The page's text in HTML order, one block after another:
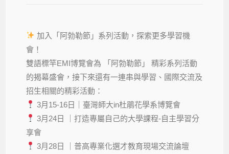
加入「阿勃勒節」系列活動，探索更多學習機
會！
雙語標竿EMI博覽會為 「阿勃勒節」 精彩系列活動
的揭幕盛會，接下來還有一連串與學習、國際交流及
招生相關的精彩活動：
3月15-16日｜臺灣師大in杜鵑花學系博覽會
3月24日 ｜打造專屬自己的大學課程-自主學習分
享會
3月28日 ｜普高專業化選才教育現場交流論壇